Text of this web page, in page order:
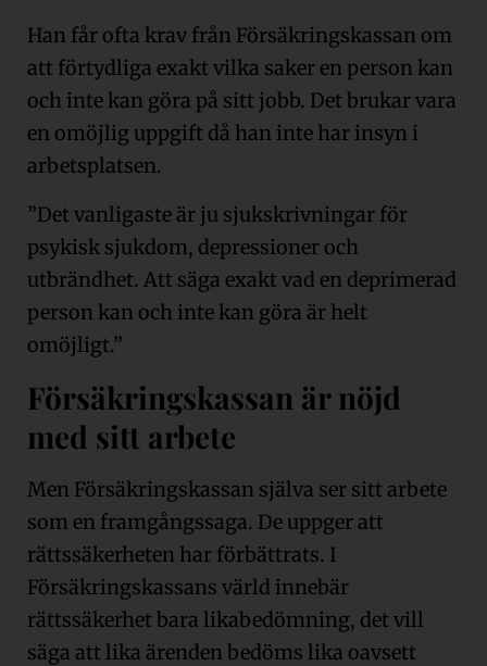
Han får ofta krav från Försäkringskassan om
att förtydliga exakt vilka saker en person kan
och inte kan göra på sitt jobb. Det brukar vara
en omöjlig uppgift då han inte har insyn i
arbetsplatsen.
”Det vanligaste är ju sjukskrivningar för
psykisk sjukdom, depressioner och
utbrändhet. Att säga exakt vad en deprimerad
person kan och inte kan göra är helt
omöjligt.”
Försäkringskassan är nöjd
med sitt arbete
Men Försäkringskassan själva ser sitt arbete
som en framgångssaga. De uppger att
rättssäkerheten har förbättrats. I
Försäkringskassans värld innebär
rättssäkerhet bara likabedömning, det vill
säga att lika ärenden bedöms lika oavsett